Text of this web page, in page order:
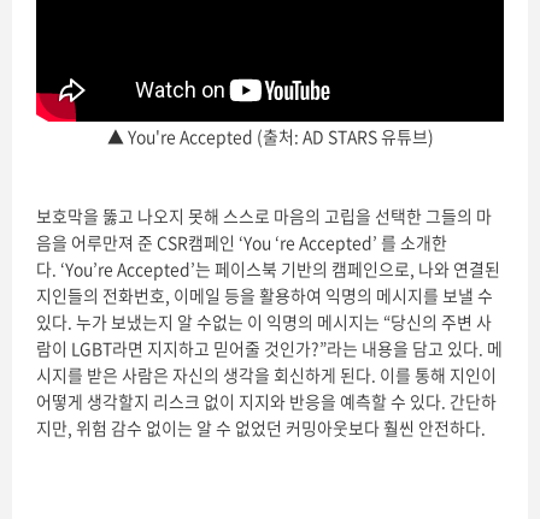
▲ You're Accepted (출처: AD STARS 유튜브)
보호막을 뚫고 나오지 못해 스스로 마음의 고립을 선택한 그들의 마
음을 어루만져 준 CSR캠페인 ‘You ‘re Accepted’ 를 소개한
다. ‘You’re Accepted’는 페이스북 기반의 캠페인으로, 나와 연결된
지인들의 전화번호, 이메일 등을 활용하여 익명의 메시지를 보낼 수
있다. 누가 보냈는지 알 수없는 이 익명의 메시지는 “당신의 주변 사
람이 LGBT라면 지지하고 믿어줄 것인가?”라는 내용을 담고 있다. 메
시지를 받은 사람은 자신의 생각을 회신하게 된다. 이를 통해 지인이
어떻게 생각할지 리스크 없이 지지와 반응을 예측할 수 있다. 간단하
지만, 위험 감수 없이는 알 수 없었던 커밍아웃보다 훨씬 안전하다.